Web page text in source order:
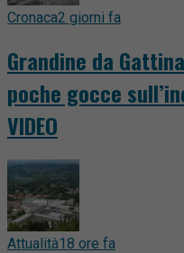
Cronaca2 giorni fa
Grandine da
poche gocce
VIDEO
Attualità18 ore fa